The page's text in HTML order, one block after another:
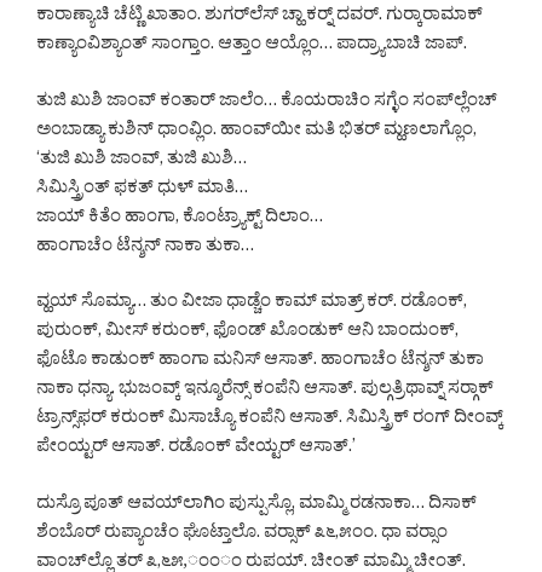
ಕಾರಾಣ್ಯಾಚಿ ಚೆಟ್ಣಿ ಖಾತಾಂ. ಶುಗರ್‌ಲೆಸ್ ಚ್ಹಾ ಕರ್‍ನ್ ದವರ್. ಗುರ್‍ಕಾರಾಮಾಕ್
ಕಾಣ್ಯಾಂವಿಶ್ಯಾಂತ್ ಸಾಂಗ್ತಾಂ. ಆತ್ತಾಂ ಆಯ್ಲೊಂ… ಪಾದ್ರ್ಯಾಬಾಚಿ ಜಾಪ್.
ತುಜಿ ಖುಶಿ ಜಾಂವ್ ಕಂತಾರ್ ಜಾಲೆಂ… ಕೊಯರಾಚಿಂ ಸಗ್ಳೆಂ ಸಂಪ್‌ಲ್ಲೆಂಚ್
ಅಂಬಾಡ್ಯಾ ಕುಶಿನ್ ಧಾಂವ್ಲಿಂ. ಹಾಂವ್‌ಯೀ ಮತಿ ಭಿತರ್ ಮ್ಹಣಲಾಗ್ಲೊಂ,
‘ತುಜಿ ಖುಶಿ ಜಾಂವ್, ತುಜಿ ಖುಶಿ…
ಸಿಮಿಸ್ತ್ರಿಂತ್ ಫಕತ್ ಧುಳ್ ಮಾತಿ…
ಜಾಯ್ ಕಿತೆಂ ಹಾಂಗಾ, ಕೊಂಟ್ರ್ಯಾಕ್ಟ್ ದಿಲಾಂ…
ಹಾಂಗಾಚೆಂ ಟೆನ್ಶನ್ ನಾಕಾ ತುಕಾ…
ವ್ಹಯ್ ಸೊಮ್ಯಾ… ತುಂ ವೀಜಾ ಧಾಡ್ಚೆಂ ಕಾಮ್ ಮಾತ್ರ್ ಕರ್. ರಡೊಂಕ್,
ಪುರುಂಕ್, ಮೀಸ್ ಕರುಂಕ್, ಫೊಂಡ್ ಖೊಂಡುಕ್ ಆನಿ ಬಾಂದುಂಕ್,
ಫೊಟೊ ಕಾಡುಂಕ್ ಹಾಂಗಾ ಮನಿಸ್ ಆಸಾತ್. ಹಾಂಗಾಚೆಂ ಟೆನ್ಶನ್ ತುಕಾ
ನಾಕಾ ಧನ್ಯಾ. ಭುಜಂವ್ಕ್ ಇನ್ಶೂರೆನ್ಸ್ ಕಂಪೆನಿ ಆಸಾತ್. ಪುಲ್ಗತ್ರಿಥಾವ್ನ್ ಸರ್‍ಗಾಕ್
ಟ್ರಾನ್ಸ್‌ಫರ್ ಕರುಂಕ್ ಮಿಸಾಚ್ಯೊ ಕಂಪೆನಿ ಆಸಾತ್. ಸಿಮಿಸ್ತ್ರಿಕ್ ರಂಗ್ ದೀಂವ್ಕ್
ಪೇಂಯ್ಟರ್ ಆಸಾತ್. ರಡೊಂಕ್ ವೇಯ್ಟರ್ ಆಸಾತ್.’
ದುಸ್ರೊ ಪೂತ್ ಆವಯ್‌ಲಾಗಿಂ ಪುಸ್ಪುಸ್ಲೊ, ಮಾಮ್ಮಿ ರಡನಾಕಾ… ದಿಸಾಕ್
ಶೆಂಬೊರ್ ರುಪ್ಯಾಂಚೆಂ ಘೊಟ್ತಾಲೊ. ವರ್‍ಸಾಕ್ ೩೬,೫ಂಂ. ಧಾ ವರ್‍ಸಾಂ
ವಾಂಚ್‌ಲ್ಲೊ ತರ್ ೩,೬೫,ಂಂಂ ರುಪಯ್. ಚೀಂತ್ ಮಾಮ್ಮಿ ಚೀಂತ್.